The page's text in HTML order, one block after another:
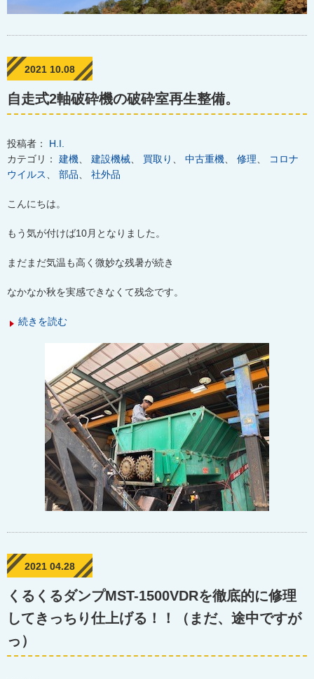
2021 10.08
自走式2軸破砕機の破砕室再生整備。
投稿者： H.I.
カテゴリ： 建機 建設機械 買取り 中古重機 修理
コロナ
ウイルス
部品 社外品
こんにちは。
もう気が付けば10月となりました。
まだまだ気温も高く微妙な残暑が続き
なかなか秋を実感できなくて残念です。
続きを読む
2021 04.28
くるくるダンプMST-1500VDRを徹底的に修理
してきっちり仕上げる！！（まだ、途中ですが
っ）